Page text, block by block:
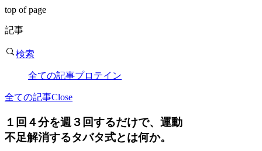
top of page
記事
検索
全ての記事プロテイン
全ての記事Close
１回４分を週３回するだけで、運動
不足解消するタバタ式とは何か。